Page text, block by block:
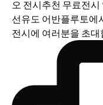
선유도 어반플루토에
전시에 여러분을 초대